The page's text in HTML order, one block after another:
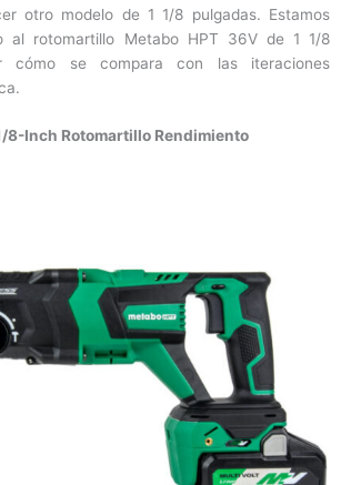
otro modelo de 1 1/8 pulgadas. Estamos
al rotomartillo Metabo HPT 36V de 1 1/8
cómo se compara con las iteraciones
8-Inch Rotomartillo Rendimiento